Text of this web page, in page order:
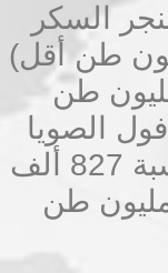
السكر
طن (4.2 مليون طن أقل)
الشمس – 14.2 مليون طن
الصويا
– 3.6 مليون طن (أقل بنسبة 827 ألف
؛ بذور اللفت – 3.2 مليون طن